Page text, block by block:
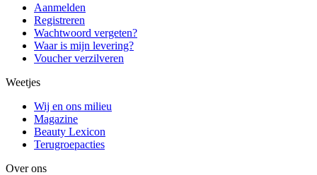
Aanmelden
Registreren
Wachtwoord vergeten?
Waar is mijn levering?
Voucher verzilveren
Weetjes
Wij en ons milieu
Magazine
Beauty Lexicon
Terugroepacties
Over ons